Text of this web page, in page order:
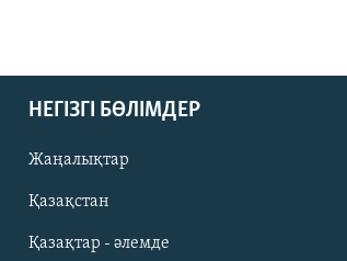
НЕГІЗГІ БӨЛІМДЕР
Жаңалықтар
Қазақстан
Қазақтар - әлемде